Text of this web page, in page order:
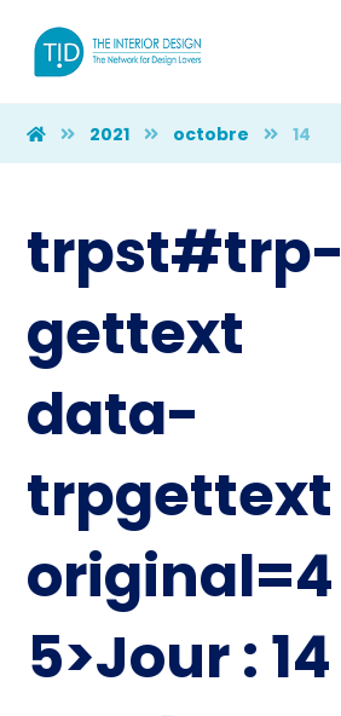
2021 octobre 14
trpst#trp-
gettext
data-
trpgettext
original=4
5>Jour :14